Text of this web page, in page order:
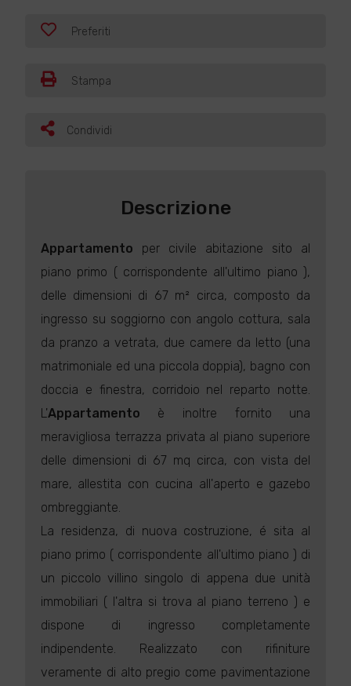
Preferiti
Stampa
Condividi
Descrizione
Appartamento per civile abitazione sito al
piano primo ( corrispondente all'ultimo piano ),
delle dimensioni di 67 m² circa, composto da
ingresso su soggiorno con angolo cottura, sala
da pranzo a vetrata, due camere da letto (una
matrimoniale ed una piccola doppia), bagno con
doccia e finestra, corridoio nel reparto notte.
L'Appartamento è inoltre fornito una
meravigliosa terrazza privata al piano superiore
delle dimensioni di 67 mq circa, con vista del
mare, allestita con cucina all'aperto e gazebo
ombreggiante.
La residenza, di nuova costruzione, é sita al
piano primo ( corrispondente all'ultimo piano ) di
un piccolo villino singolo di appena due unità
immobiliari ( l'altra si trova al piano terreno ) e
dispone di ingresso completamente
indipendente. Realizzato con rifiniture
veramente di alto pregio come pavimentazione